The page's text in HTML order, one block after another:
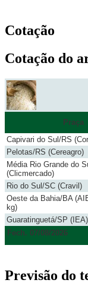
Cotação
Cotação do
Praça
Capivari do Sul/RS
Pelotas/RS (Cereagro)
Média Rio Grande do
(Clicmercado)
Rio do Sul/SC (Cravil)
Oeste da Bahia/BA
kg)
Guaratinguetá/SP
Fech. 07/08/2026
Previsão do